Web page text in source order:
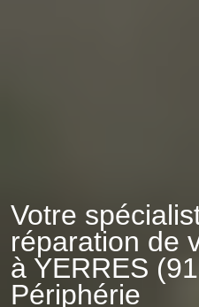
Votre
réparation de
à YERRES
Périphérie